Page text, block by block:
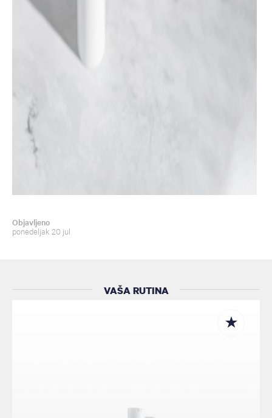
Finalno, jedan praktičan savet. Dok čekate da vidite pun
efekat svoje odabrane nege za područje oko očiju razmotrite
upotrebu korektivne šminke, posebno ukoliko Vas muče
podočnjaci. Odličnu korekciju boje i izgleda podočnjaka
možete postići pomoću
. Malu količinu Dermablend fluida fino utapkajte na
Koža područja oko očiju zaista zahteva posebnu pažnju a
stučnjaci kažu da je najbolje vreme da započnemo da je
negujemo pre nego što uopšte pomislimo da nam ova nega
treba. Dakle, što pre to bolje. Na ovo ne treba da zaboravimo
i kada skinemo maske, a i taj dan će sigurno doći!
Objavljeno
ponedeljak 20 jul
VAŠA RUTINA